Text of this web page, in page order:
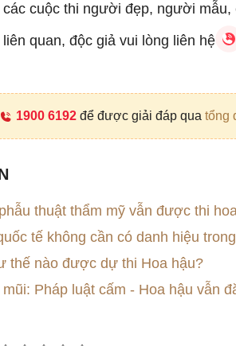
cuộc thi người đẹp, người
quan, độc giả vui lòng liên hệ
1900 6192để được giải đáp qua tổng
thuật thẩm mỹ vẫn được thi
tế không cần có danh hiệu
thế nào được dự thi Hoa hậu?
Pháp luật cấm - Hoa hậu vẫn